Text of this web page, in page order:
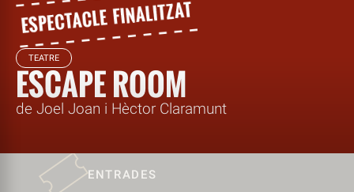
TEATRE
ESCAPE ROOM
de Joel Joan i Hèctor Claramunt
ENTRADES